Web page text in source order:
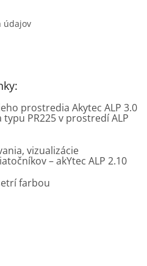
údajov
prostredia Akytec ALP 3.0
PR225 v prostredí ALP
vizualizácie
– akYtec ALP 2.10
farbou